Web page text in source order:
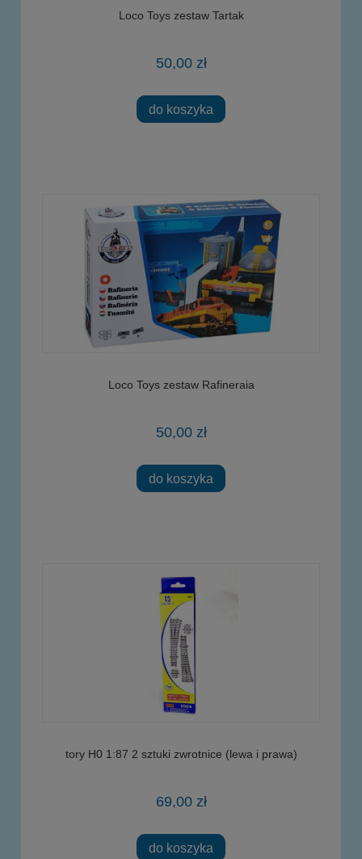
Loco Toys zestaw Tartak
50,00 zł
do koszyka
Loco Toys zestaw Rafineraia
50,00 zł
do koszyka
tory H0 1:87 2 sztuki zwrotnice (lewa i prawa)
69,00 zł
do koszyka